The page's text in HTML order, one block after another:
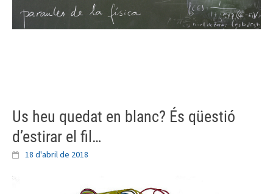
Us heu quedat en blanc? És qüestió
d’estirar el fil…
18 d'abril de 2018